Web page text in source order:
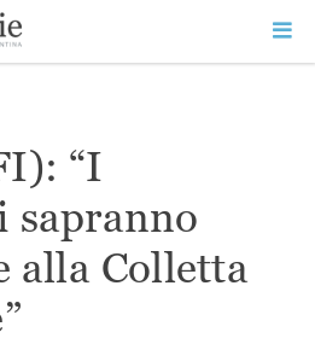
“I
sapranno
alla Colletta